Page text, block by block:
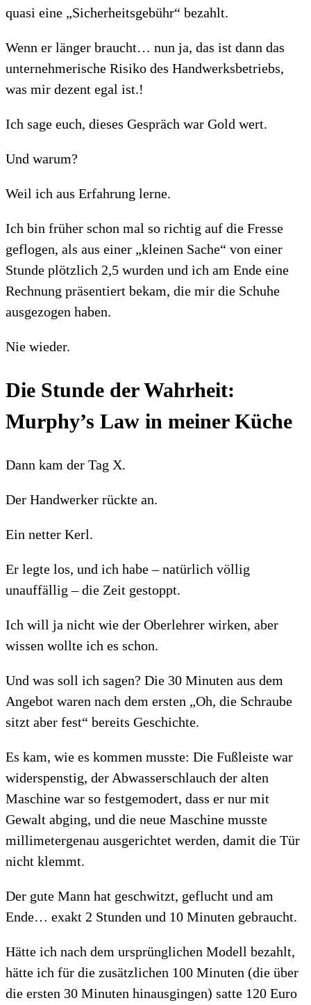
quasi eine „Sicherheitsgebühr“ bezahlt.
Wenn er länger braucht… nun ja, das ist dann das
unternehmerische Risiko des Handwerksbetriebs,
was mir dezent egal ist.!
Ich sage euch, dieses Gespräch war Gold wert.
Und warum?
Weil ich aus Erfahrung lerne.
Ich bin früher schon mal so richtig auf die Fresse
geflogen, als aus einer „kleinen Sache“ von einer
Stunde plötzlich 2,5 wurden und ich am Ende eine
Rechnung präsentiert bekam, die mir die Schuhe
ausgezogen haben.
Nie wieder.
Die Stunde der Wahrheit:
Murphy’s Law in meiner Küche
Dann kam der Tag X.
Der Handwerker rückte an.
Ein netter Kerl.
Er legte los, und ich habe – natürlich völlig
unauffällig – die Zeit gestoppt.
Ich will ja nicht wie der Oberlehrer wirken, aber
wissen wollte ich es schon.
Und was soll ich sagen? Die 30 Minuten aus dem
Angebot waren nach dem ersten „Oh, die Schraube
sitzt aber fest“ bereits Geschichte.
Es kam, wie es kommen musste: Die Fußleiste war
widerspenstig, der Abwasserschlauch der alten
Maschine war so festgemodert, dass er nur mit
Gewalt abging, und die neue Maschine musste
millimetergenau ausgerichtet werden, damit die Tür
nicht klemmt.
Der gute Mann hat geschwitzt, geflucht und am
Ende… exakt 2 Stunden und 10 Minuten gebraucht.
Hätte ich nach dem ursprünglichen Modell bezahlt,
hätte ich für die zusätzlichen 100 Minuten (die über
die ersten 30 Minuten hinausgingen) satte 120 Euro